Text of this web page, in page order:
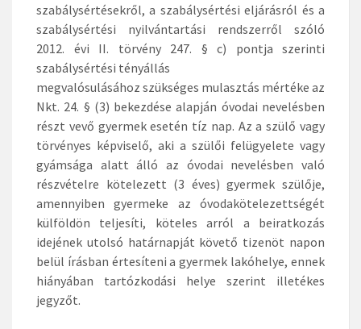
szabálysértésekről, a szabálysértési eljárásról és a
szabálysértési nyilvántartási rendszerről szóló
2012. évi II. törvény 247. § c) pontja szerinti
szabálysértési tényállás
megvalósulásához szükséges mulasztás mértéke az
Nkt. 24. § (3) bekezdése alapján óvodai nevelésben
részt vevő gyermek esetén tíz nap. Az a szülő vagy
törvényes képviselő, aki a szülői felügyelete vagy
gyámsága alatt álló az óvodai nevelésben való
részvételre kötelezett (3 éves) gyermek szülője,
amennyiben gyermeke az óvodakötelezettségét
külföldön teljesíti, köteles arról a beiratkozás
idejének utolsó határnapját követő tizenöt napon
belül írásban értesíteni a gyermek lakóhelye, ennek
hiányában tartózkodási helye szerint illetékes
jegyzőt.